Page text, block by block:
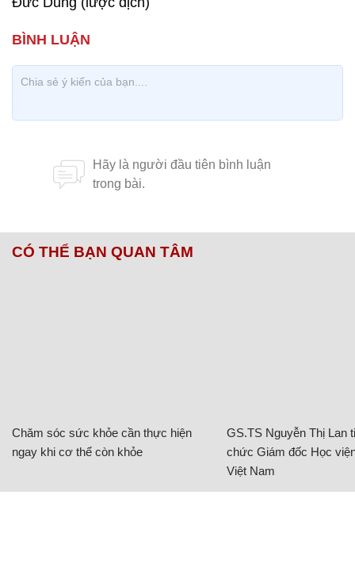
CÓ THỂ BẠN QUAN TÂM
Chăm sóc sức khỏe cần thực hiện
ngay khi cơ thể còn khỏe
GS.TS Nguyễn Thị Lan
chức Giám đốc Học
Việt Nam